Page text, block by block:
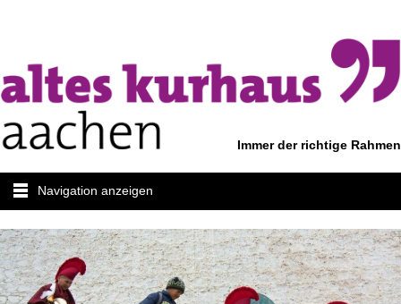
Immer der richtige Rahmen
Navigation anzeigen